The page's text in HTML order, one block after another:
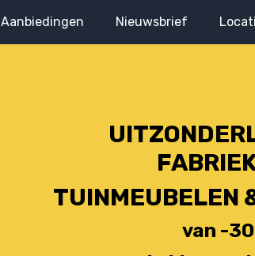
Aanbiedingen Nieuwsbrief
TUINMEUBELEN
van -